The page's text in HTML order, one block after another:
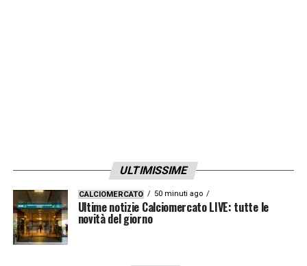
ULTIMISSIME
CALCIOMERCATO 50 minuti ago
Ultime notizie Calciomercato LIVE: tutte le
novità del giorno